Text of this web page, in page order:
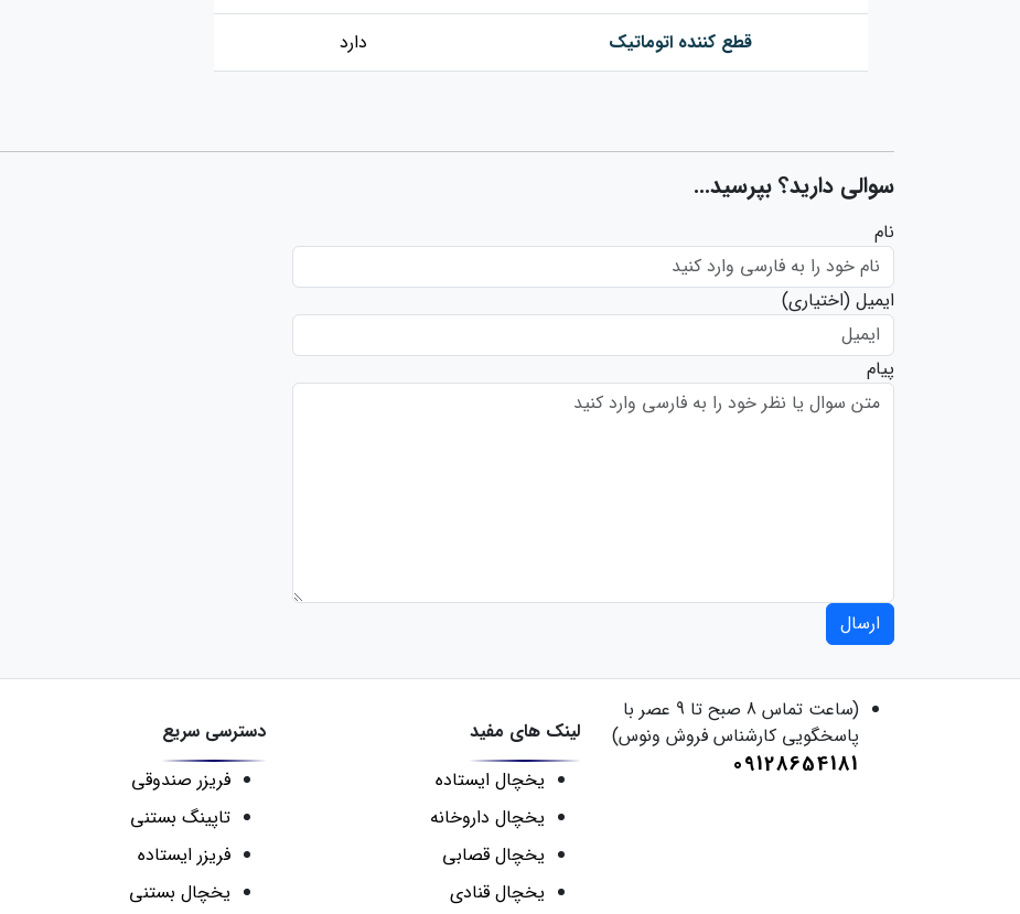
قطع کننده اتوماتیک دارد
سوالی دارید؟ بپرسید...
نام
ایمیل (اختیاری)
پیام
ارسال
(ساعت تماس 8 صبح تا 9 عصر با
پاسخگویی کارشناس فروش ونوس)
09128654181
لینک های مفید
یخچال ایستاده
یخچال داروخانه
یخچال قصابی
یخچال قنادی
دسترسی سریع
فریزر صندوقی
تاپینگ بستنی
فریزر ایستاده
یخچال بستنی